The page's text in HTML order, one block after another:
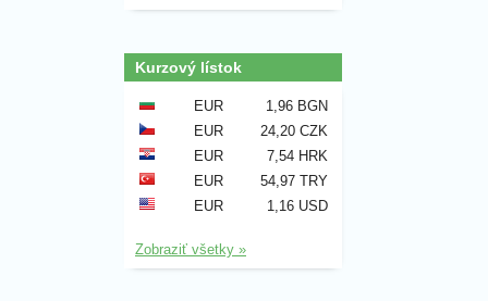
Kurzový lístok
EUR
1,96 BGN
EUR
24,20 CZK
EUR
7,54 HRK
EUR
54,97 TRY
EUR
1,16 USD
Zobraziť všetky »